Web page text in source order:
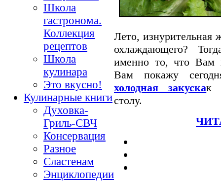
Школа
гастронома.
Коллекция
рецептов
Школа
кулинара
Это вкусно!
Кулинарные книги
Духовка-
Гриль-СВЧ
Консервация
Разное
Сластенам
Энциклопедии
Лето, изнурительная
охлаждающего?
именно то, что Вам
Вам покажу
холодная закускак
столу.